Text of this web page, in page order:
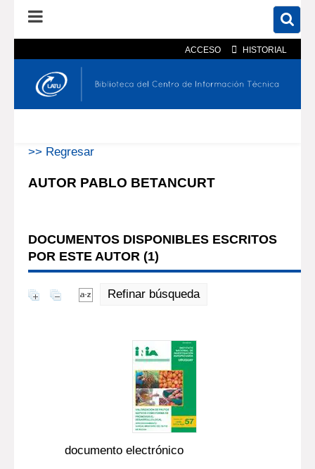
ACCESO HISTORIAL
En el catálogo En el sitio
>> Regresar
AUTOR PABLO BETANCURT
DOCUMENTOS DISPONIBLES ESCRITOS
POR ESTE AUTOR (1)
Refinar búsqueda
documento electrónico